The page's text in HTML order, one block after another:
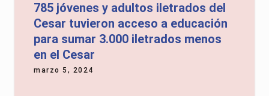
785 jóvenes y adultos iletrados del
Cesar tuvieron acceso a educación
para sumar 3.000 iletrados menos
en el Cesar
marzo 5, 2024